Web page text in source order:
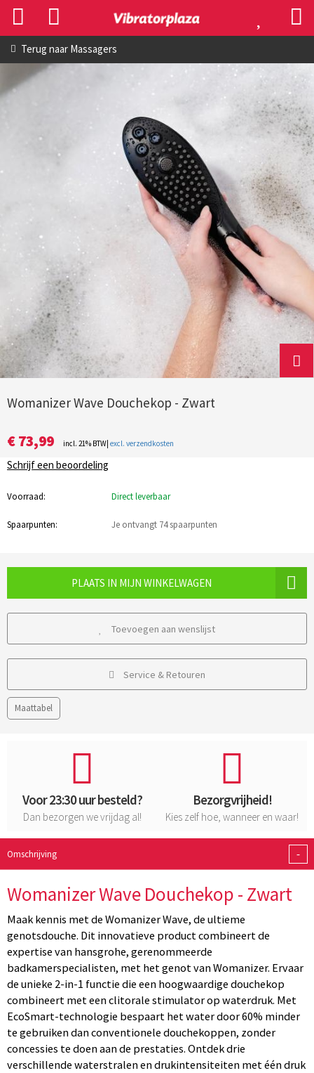
Terug naar Massagers
Womanizer Wave Douchekop - Zwart
€ 73,99 incl. 21% BTW| excl. verzendkosten
Schrijf een beoordeling
Voorraad: Direct leverbaar
Spaarpunten: Je ontvangt 74 spaarpunten
PLAATS IN MIJN WINKELWAGEN
Toevoegen aan wenslijst
Service & Retouren
Maattabel
Voor 23:30 uur besteld?
Dan bezorgen we vrijdag al!
Bezorgvrijheid!
Kies zelf hoe, wanneer en waar!
Omschrijving -
Womanizer Wave Douchekop - Zwart
Maak kennis met de Womanizer Wave, de ultieme
genotsdouche. Dit innovatieve product combineert de
expertise van hansgrohe, gerenommeerde
badkamerspecialisten, met het genot van Womanizer. Ervaar
de unieke 2-in-1 functie die een hoogwaardige douchekop
combineert met een clitorale stimulator op waterdruk. Met
EcoSmart-technologie bespaart het water door 60% minder
te gebruiken dan conventionele douchekoppen, zonder
concessies te doen aan de prestaties. Ontdek drie
verschillende waterstralen en drukintensiteiten met één druk